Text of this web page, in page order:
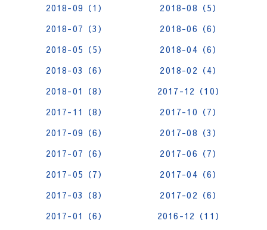
2018-09（1）
2018-08（5）
2018-07（3）
2018-06（6）
2018-05（5）
2018-04（6）
2018-03（6）
2018-02（4）
2018-01（8）
2017-12（10）
2017-11（8）
2017-10（7）
2017-09（6）
2017-08（3）
2017-07（6）
2017-06（7）
2017-05（7）
2017-04（6）
2017-03（8）
2017-02（6）
2017-01（6）
2016-12（11）